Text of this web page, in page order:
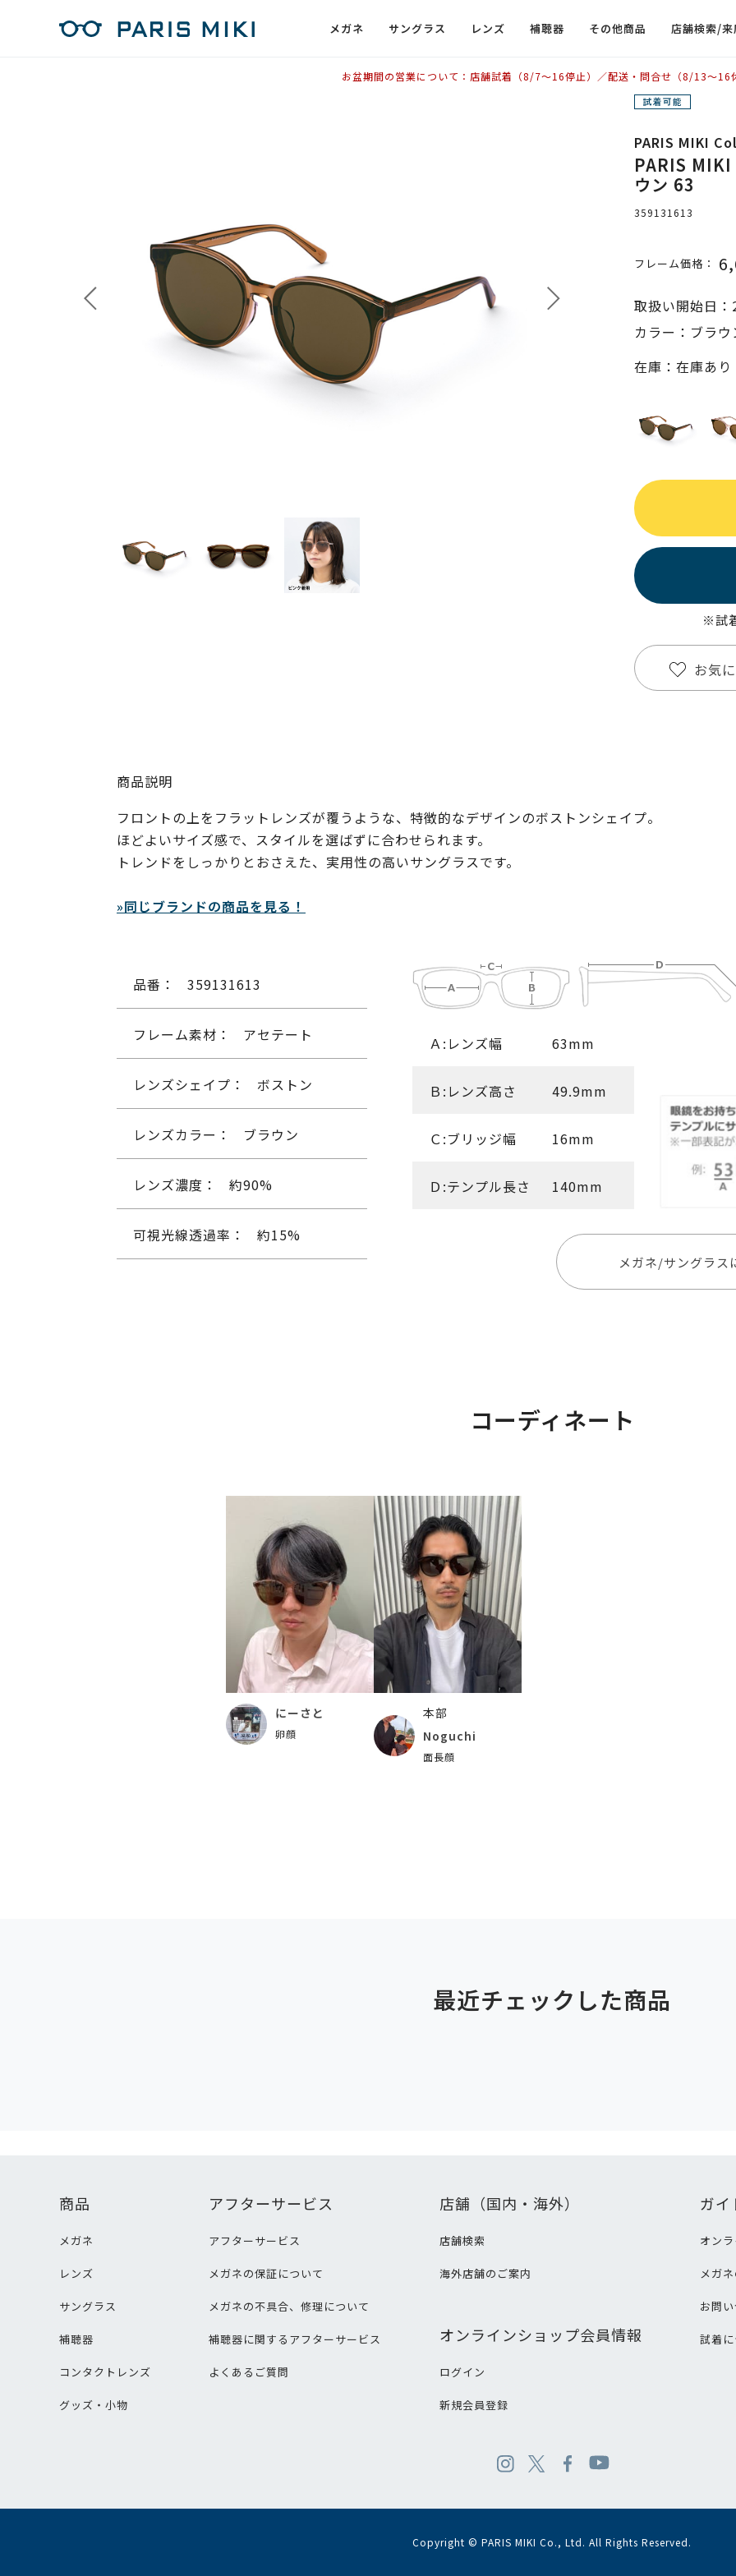
メガネ サングラス レンズ 補聴器 その他商品 店舗検索/
お盆期間の営業について：店舗試着（8/7〜16停止）／配送・問合せ（8/13〜16
PARIS MIKI
PARIS
ウン 63
359131613
フレーム価格：
取扱い開始日
カラー：ブラ
在庫：在庫あり
※試
お気
商品説明
フロントの上をフラットレンズが覆うような、特徴的なデザインのボストンシェイプ。
ほどよいサイズ感で、スタイルを選ばずに合わせられます。
トレンドをしっかりとおさえた、実用性の高いサングラスです。
»同じブランドの商品を見る！
品番： 359131613
フレーム素材： アセテート
レンズシェイプ： ボストン
レンズカラー： ブラウン
レンズ濃度： 約90%
可視光線透過率： 約15%
Ａ:レンズ幅 63mm
Ｂ:レンズ高さ 49.9mm
Ｃ:ブリッジ幅 16mm
Ｄ:テンプル長さ 140mm
メガネ/サングラス
コーディネート
にーさと
卵顔
本部
Noguchi
面長顔
最近チェックした商品
商品
メガネ
レンズ
サングラス
補聴器
コンタクトレンズ
グッズ・小物
アフターサービス
アフターサービス
メガネの保証について
メガネの不具合、修理について
補聴器に関するアフターサービス
よくあるご質問
店舗（国内・海外）
店舗検索
海外店舗のご案内
オンラインショップ会員情報
ログイン
新規会員登録
ガイ
オン
メガ
お問
試着
Copyright © PARIS MIKI Co., Ltd. All Rights Reserved.